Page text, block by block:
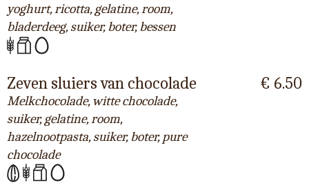
yoghurt, ricotta, gelatine, room,
bladerdeeg, suiker, boter, bessen
Zeven sluiers van chocolade
Melkchocolade, witte chocolade,
suiker, gelatine, room,
hazelnootpasta, suiker, boter, pure
chocolade
€ 6.50